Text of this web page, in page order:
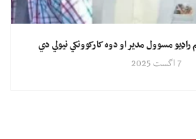
راډیو مسوول مدیر او دوه کارکوونکي نیولي دي
7 اگست 2025